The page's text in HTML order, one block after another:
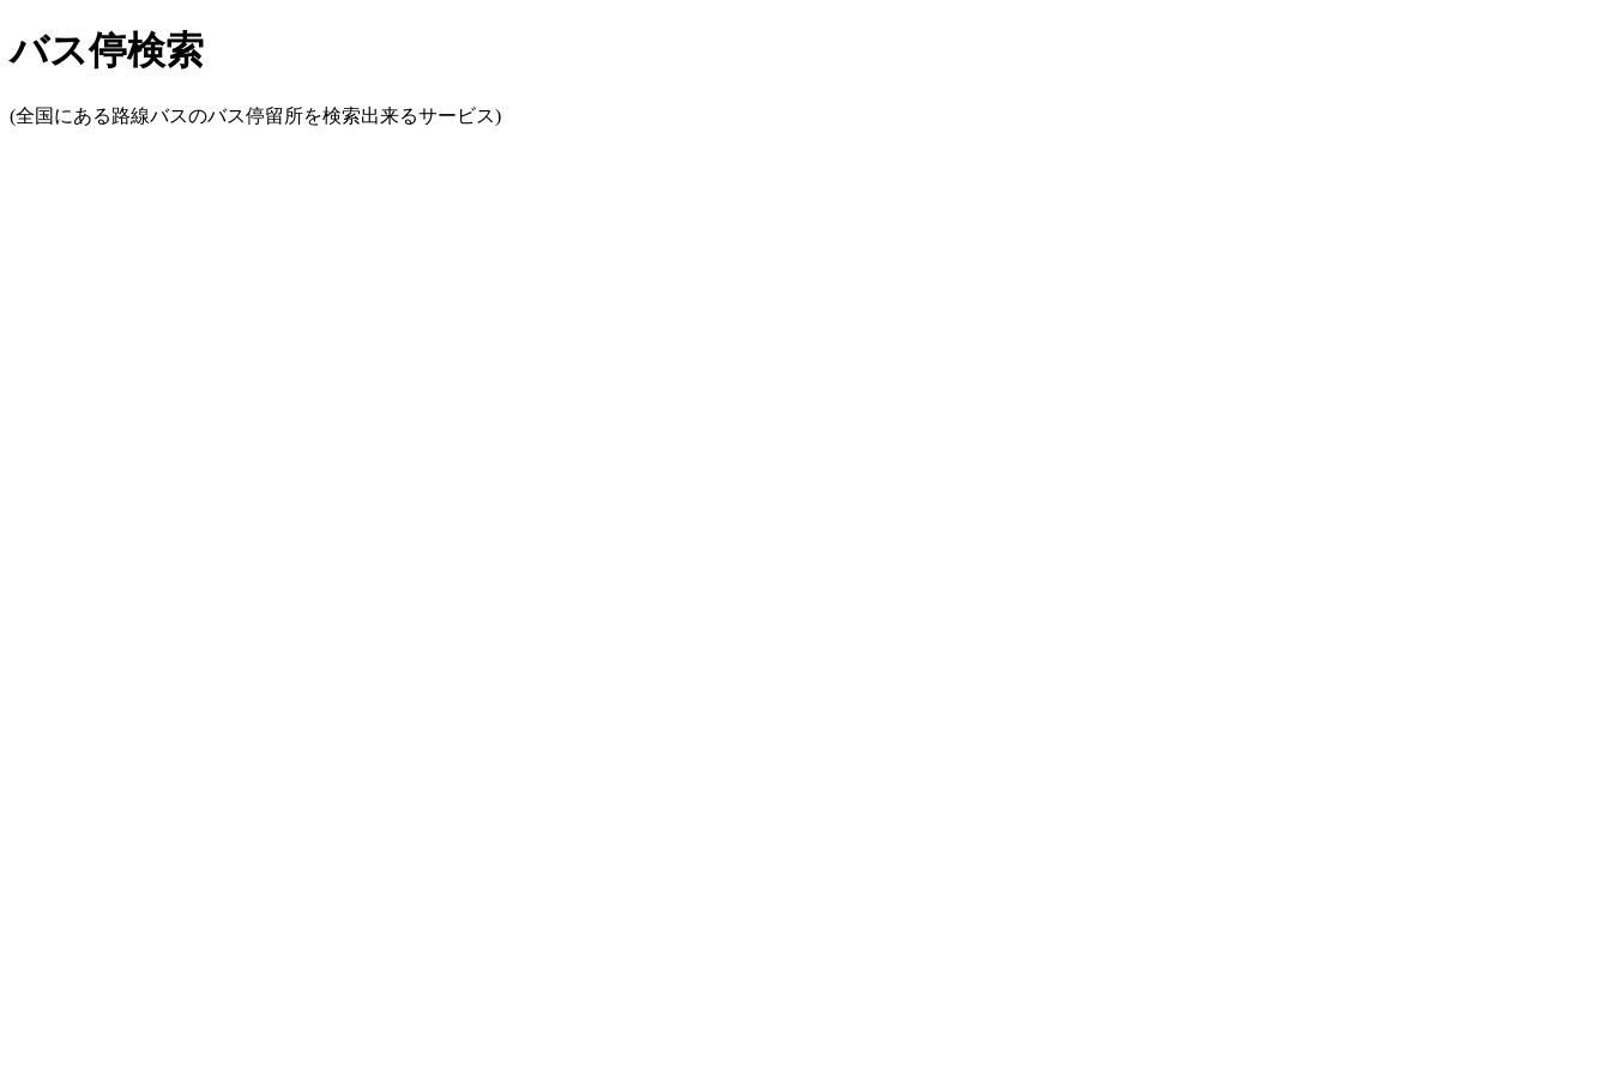
バス停検索
(全国にある路線バスのバス停留所を検索出来るサービス)